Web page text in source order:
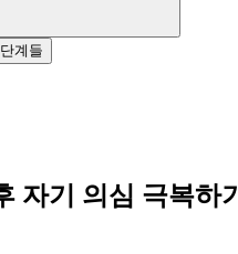
계들
자기 의심 극복하기